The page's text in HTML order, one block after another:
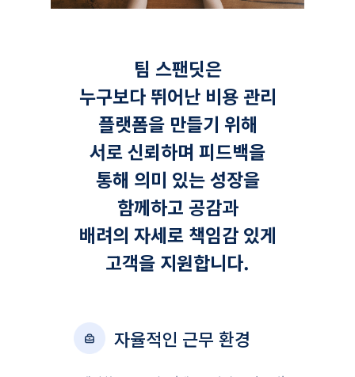
팀 스팬딧은
누구보다 뛰어난 비용 관리
플랫폼을 만들기 위해
서로 신뢰하며 피드백을
통해 의미 있는 성장을
함께하고 공감과
배려의 자세로 책임감 있게
고객을 지원합니다.
자율적인 근무 환경